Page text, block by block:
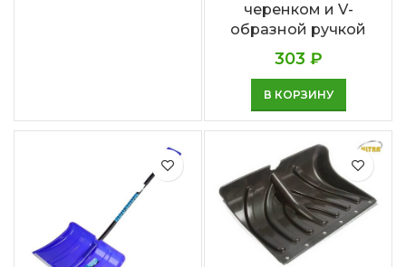
черенком и V-
образной ручкой
303 ₽
В КОРЗИНУ